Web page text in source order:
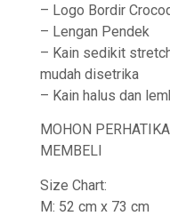
– Logo Bordir
– Lengan Pendek
– Kain sedikit
mudah disetrika
– Kain halus dan
MOHON
MEMBELI
Size Chart:
M: 52 cm x 73 cm